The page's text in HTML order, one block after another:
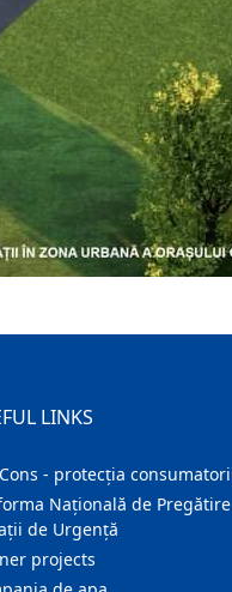
LINKS
- protecția
Națională de
de Urgență
projects